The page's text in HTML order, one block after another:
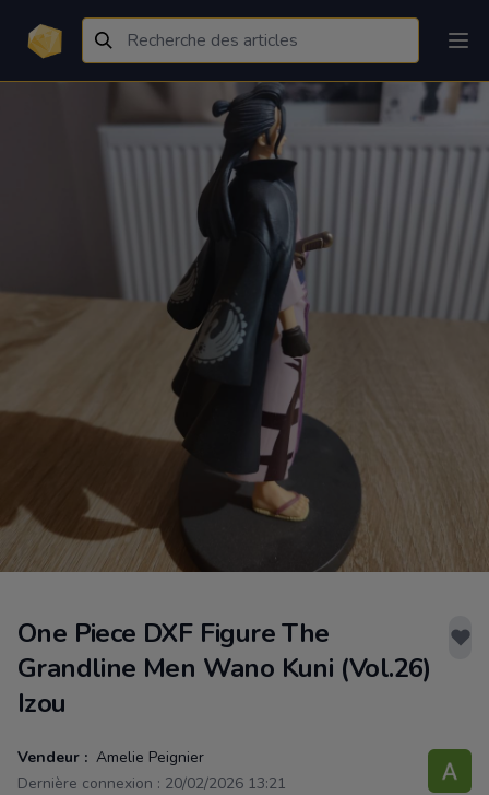
One Piece DXF Figure The
Grandline Men Wano Kuni (Vol.26)
Izou
Vendeur : Amelie Peignier
Dernière connexion : 20/02/2026 13:21